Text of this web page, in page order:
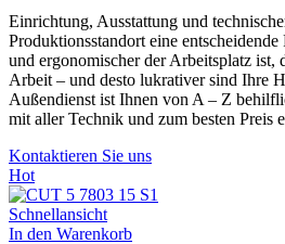
Einrichtung, Ausstattung und
Produktionsstandort eine
und ergonomischer der Arbeitsplatz ist,
Arbeit – und desto lukrativer sind Ihre
Außendienst ist Ihnen von A – Z
mit aller Technik und zum besten Preis
Kontaktieren Sie uns
Hot
Schnellansicht
In den Warenkorb